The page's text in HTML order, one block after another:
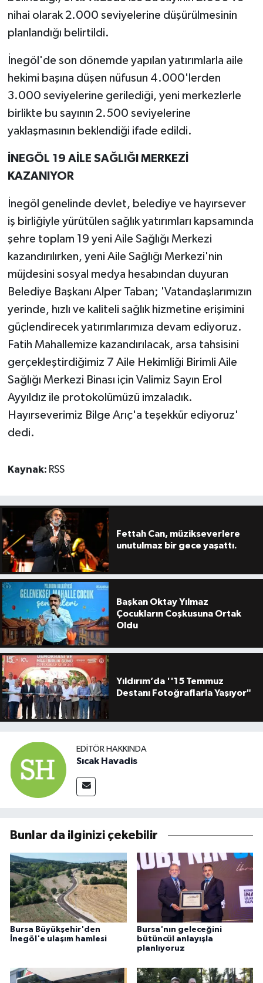
nihai olarak 2.000 seviyelerine düşürülmesinin
planlandığı belirtildi.
İnegöl'de son dönemde yapılan yatırımlarla aile
hekimi başına düşen nüfusun 4.000'lerden
3.000 seviyelerine gerilediği, yeni merkezlerle
birlikte bu sayının 2.500 seviyelerine
yaklaşmasının beklendiği ifade edildi.
İNEGÖL 19 AİLE SAĞLIĞI MERKEZİ
KAZANIYOR
İnegöl genelinde devlet, belediye ve hayırsever
iş birliğiyle yürütülen sağlık yatırımları kapsamında
şehre toplam 19 yeni Aile Sağlığı Merkezi
kazandırılırken, yeni Aile Sağlığı Merkezi'nin
müjdesini sosyal medya hesabından duyuran
Belediye Başkanı Alper Taban; 'Vatandaşlarımızın
yerinde, hızlı ve kaliteli sağlık hizmetine erişimini
güçlendirecek yatırımlarımıza devam ediyoruz.
Fatih Mahallemize kazandırılacak, arsa tahsisini
gerçekleştirdiğimiz 7 Aile Hekimliği Birimli Aile
Sağlığı Merkezi Binası için Valimiz Sayın Erol
Ayyıldız ile protokolümüzü imzaladık.
Hayırseverimiz Bilge Arıç'a teşekkür ediyoruz'
dedi.
Kaynak: RSS
Fettah Can, müzikseverlere
unutulmaz bir gece yaşattı.
Başkan Oktay Yılmaz
Çocukların Coşkusuna Ortak
Oldu
Yıldırım’da ''15 Temmuz
Destanı Fotoğraflarla Yaşıyor"
EDITÖR HAKKINDA
Sıcak Havadis
Bunlar da ilginizi çekebilir
Bursa Büyükşehir'den
İnegöl'e ulaşım hamlesi
Bursa'nın geleceğini
bütüncül anlayışla
planlıyoruz